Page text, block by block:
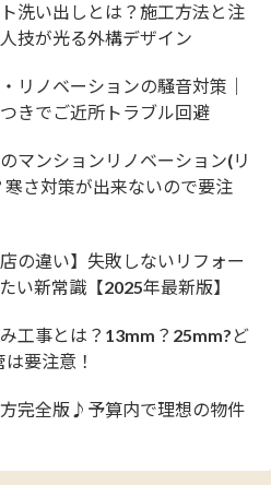
洗い出しとは？施工方法と注
技が光る外構デザイン
リノベーションの騒音対策｜
きでご近所トラブル回避
マンションリノベーション(リ
さ対策が出来ないので要注
の違い】失敗しないリフォー
い新常識【2025年最新版】
工事とは？13mm？25mm?ど
要注意！
完全版♪予算内で理想の物件